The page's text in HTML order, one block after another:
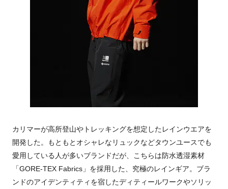
カリマーが高所登山やトレッキングを想定したレインウエアを
開発した。もともとオシャレなリュックなどタウンユースでも
愛用している人が多いブランドだが、こちらは防水透湿素材
「GORE-TEX Fabrics 」を採用した、究極のレインギア。ブラ
ンドのアイデンティティを宿したディティールワークやソリッ